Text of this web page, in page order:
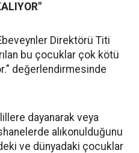
Direktörü Titi
bu çocuklar çok kötü
değerlendirmesinde
dayanarak veya
alıkonulduğunu
ve dünyadaki çocuklar